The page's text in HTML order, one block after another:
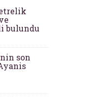
bulundu
son